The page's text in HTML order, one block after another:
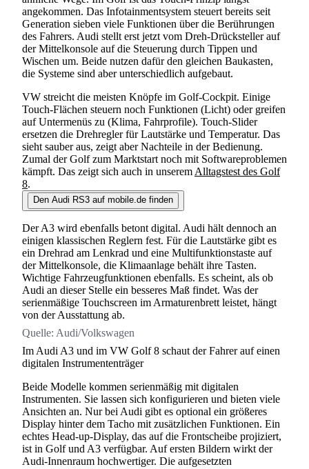
angekommen. Das Infotainmentsystem steuert bereits seit
Generation sieben viele Funktionen über die Berührungen
des Fahrers. Audi stellt erst jetzt vom Dreh-Drücksteller auf
der Mittelkonsole auf die Steuerung durch Tippen und
Wischen um. Beide nutzen dafür den gleichen Baukasten,
die Systeme sind aber unterschiedlich aufgebaut.
VW streicht die meisten Knöpfe im Golf-Cockpit. Einige
Touch-Flächen steuern noch Funktionen (Licht) oder greifen
auf Untermenüs zu (Klima, Fahrprofile). Touch-Slider
ersetzen die Drehregler für Lautstärke und Temperatur. Das
sieht sauber aus, zeigt aber Nachteile in der Bedienung.
Zumal der Golf zum Marktstart noch mit Softwareproblemen
kämpft. Das zeigt sich auch in unserem Alltagstest des Golf
8.
Den Audi RS3 auf mobile.de finden
Der A3 wird ebenfalls betont digital. Audi hält dennoch an
einigen klassischen Reglern fest. Für die Lautstärke gibt es
ein Drehrad am Lenkrad und eine Multifunktionstaste auf
der Mittelkonsole, die Klimaanlage behält ihre Tasten.
Wichtige Fahrzeugfunktionen ebenfalls. Es scheint, als ob
Audi an dieser Stelle ein besseres Maß findet. Was der
serienmäßige Touchscreen im Armaturenbrett leistet, hängt
von der Ausstattung ab.
Quelle: Audi/Volkswagen
Im Audi A3 und im VW Golf 8 schaut der Fahrer auf einen
digitalen Instrumententräger
Beide Modelle kommen serienmäßig mit digitalen
Instrumenten. Sie lassen sich konfigurieren und bieten viele
Ansichten an. Nur bei Audi gibt es optional ein größeres
Display hinter dem Tacho mit zusätzlichen Funktionen. Ein
echtes Head-up-Display, das auf die Frontscheibe projiziert,
ist in Golf und A3 verfügbar. Auf ersten Bildern wirkt der
Audi-Innenraum hochwertiger. Die aufgesetzten